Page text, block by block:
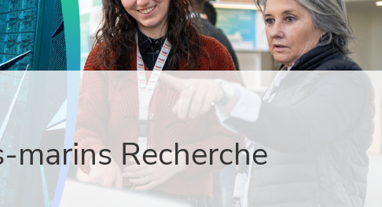
marins Recherche